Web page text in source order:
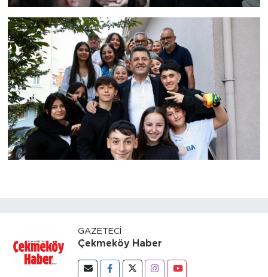
GAZETECI
Çekmeköy Haber